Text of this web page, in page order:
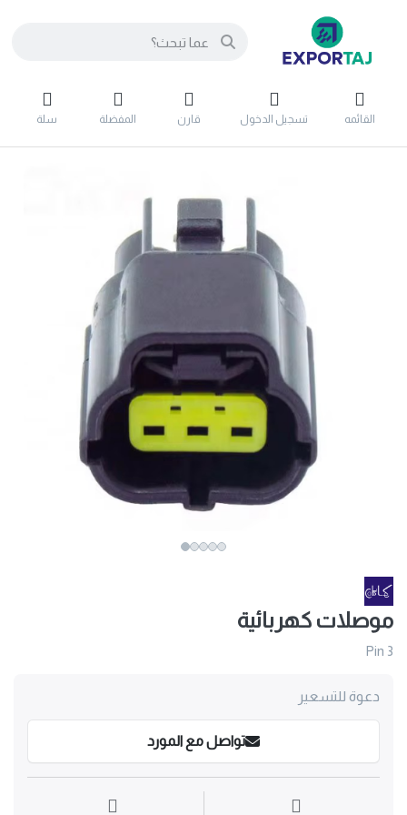
القائمه تسجيل الدخول قارن المفضلة سلة
موصلات كهربائية
Pin 3
دعوة للتسعير
تواصل مع المورد